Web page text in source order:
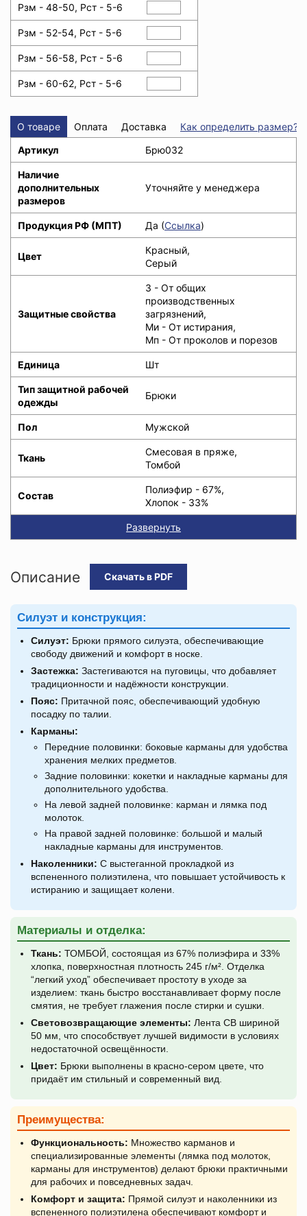
Рзм - 48-50, Рст - 5-6
Рзм - 52-54, Рст - 5-6
Рзм - 56-58, Рст - 5-6
Рзм - 60-62, Рст - 5-6
О товаре Оплата Доставка
Как определить размер?
Артикул
Брю032
Наличие
дополнительных
размеров
Уточняйте у менеджера
Продукция РФ (МПТ) Да (Ссылка)
Цвет
Красный,
Серый
Защитные свойства
З - От общих
производственных
загрязнений,
Ми - От истирания,
Мп - От проколов и порезов
Единица Шт
Тип защитной рабочей
одежды
Брюки
Пол Мужской
Ткань
Смесовая в пряже,
Томбой
Состав
Полиэфир - 67%,
Хлопок - 33%
Развернуть
Описание Скачать в PDF
Силуэт и конструкция:
Силуэт: Брюки прямого силуэта, обеспечивающие
свободу движений и комфорт в носке.
Застежка: Застегиваются на пуговицы, что добавляет
традиционности и надёжности конструкции.
Пояс: Притачной пояс, обеспечивающий удобную
посадку по талии.
Карманы:
Передние половинки: боковые карманы для удобства
хранения мелких предметов.
Задние половинки: кокетки и накладные карманы для
дополнительного удобства.
На левой задней половинке: карман и лямка под
молоток.
На правой задней половинке: большой и малый
накладные карманы для инструментов.
Наколенники: С выстеганной прокладкой из
вспененного полиэтилена, что повышает устойчивость к
истиранию и защищает колени.
Материалы и отделка:
Ткань: ТОМБОЙ, состоящая из 67% полиэфира и 33%
хлопка, поверхностная плотность 245 г/м². Отделка
“легкий уход” обеспечивает простоту в уходе за
изделием: ткань быстро восстанавливает форму после
смятия, не требует глажения после стирки и сушки.
Световозвращающие элементы: Лента СВ шириной
50 мм, что способствует лучшей видимости в условиях
недостаточной освещённости.
Цвет: Брюки выполнены в красно-сером цвете, что
придаёт им стильный и современный вид.
Преимущества:
Функциональность: Множество карманов и
специализированные элементы (лямка под молоток,
карманы для инструментов) делают брюки практичными
для рабочих и повседневных задач.
Комфорт и защита: Прямой силуэт и наколенники из
вспененного полиэтилена обеспечивают комфорт и